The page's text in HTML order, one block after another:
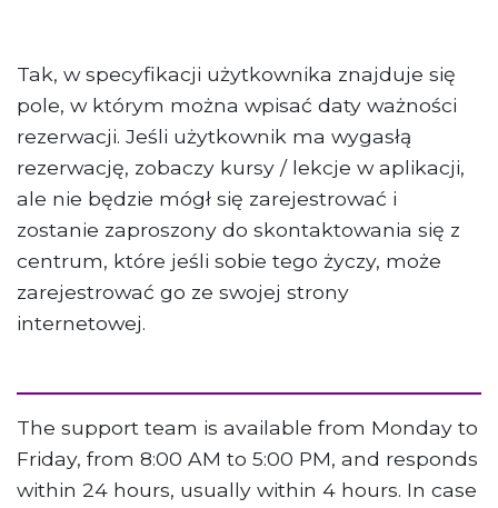
Tak, w specyfikacji użytkownika znajduje się
pole, w którym można wpisać daty ważności
rezerwacji. Jeśli użytkownik ma wygasłą
rezerwację, zobaczy kursy / lekcje w aplikacji,
ale nie będzie mógł się zarejestrować i
zostanie zaproszony do skontaktowania się z
centrum, które jeśli sobie tego życzy, może
zarejestrować go ze swojej strony
internetowej.
The support team is available from Monday to
Friday, from 8:00 AM to 5:00 PM, and responds
within 24 hours, usually within 4 hours. In case